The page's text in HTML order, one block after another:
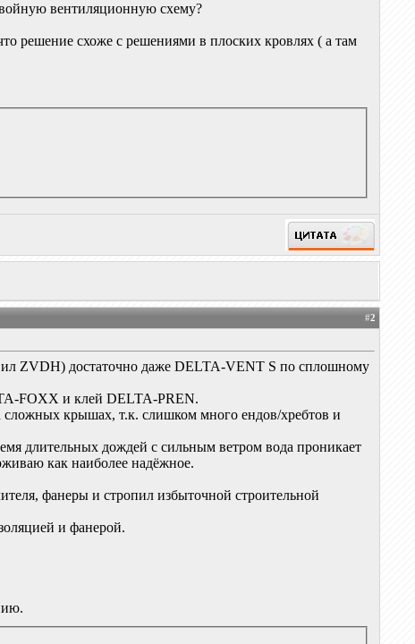
вентиляционную схему?
решение схоже с решениями в плоских кровлях ( а там
#2
ZVDH) достаточно даже DELTA-VENT S по сплошному
FOXX и клей DELTA-PREN.
крышах, т.к. слишком много ендов/хребтов и
длительных дождей с сильным ветром вода проникает
как наиболее надёжное.
фанеры и стропил избыточной строительной
и фанерой.